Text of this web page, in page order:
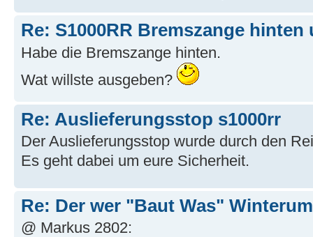
Re: S1000RR Bremszange
Habe die Bremszange hinten.
Wat willste ausgeben?
Re: Auslieferungsstop s1000rr
Der Auslieferungsstop wurde durch den
Es geht dabei um eure Sicherheit.
Re: Der wer "Baut Was"
@ Markus 2802: